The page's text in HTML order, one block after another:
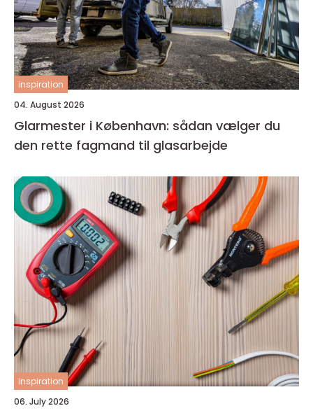
inspiration
04. August 2026
Glarmester i København: sådan vælger du
den rette fagmand til glasarbejde
inspiration
06. July 2026